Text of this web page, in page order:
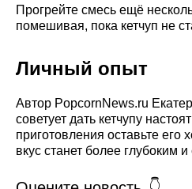
Прогрейте смесь ещё
помешивая, пока кетчуп не
Личный опыт
Автор PopcornNews.ru
советует дать кетчупу
приготовления оставьте
вкус станет более глубоким